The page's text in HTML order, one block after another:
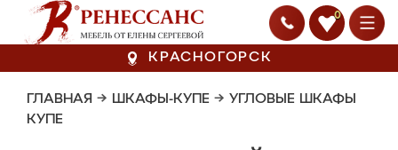
0
КРАСНОГОРСК
ГЛАВНАЯ → ШКАФЫ-КУПЕ → УГЛОВЫЕ ШКАФЫ
КУПЕ